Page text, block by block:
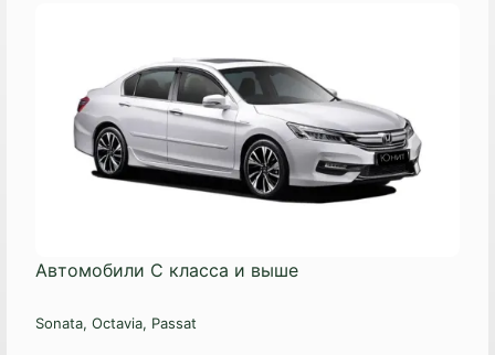
Автомобили С класса и выше
Sonata, Octavia, Passat